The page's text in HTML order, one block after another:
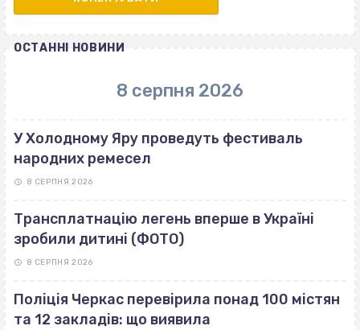
ОСТАННІ НОВИНИ
8 серпня 2026
У Холодному Яру проведуть фестиваль
народних ремесел
8 СЕРПНЯ 2026
Трансплатнацію легень вперше в Україні
зробили дитині (ФОТО)
8 СЕРПНЯ 2026
Поліція Черкас перевірила понад 100 містян
та 12 закладів: що виявила